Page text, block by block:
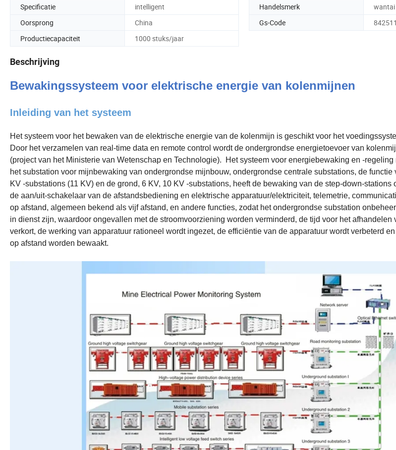
Specificatie
intelligent Handelsmerk
wantai
Oorsprong
China Gs-Code
Productiecapaciteit
1000 stuks/jaar
Beschrijving
Bewakingssysteem voor elektrische energie van kolenmijnen
Inleiding van het systeem
Het systeem voor het bewaken van de elektrische energie van de kolenmijn is geschikt voor het
Door het verzamelen van real-time data en remote control wordt de ondergrondse energietoevoer van
(project van het Ministerie van Wetenschap en Technologie).
Het systeem voor energiebewaking en -
het substation voor mijnbewaking van ondergrondse mijnbouw, ondergrondse centrale substations, de functie
KV -substations (11 KV) en de grond, 6 KV, 10 KV -substations, heeft de bewaking van de step-down-stations
de aan/uit-schakelaar van de afstandsbediening en elektrische apparatuur/elektriciteit, telemetrie,
op afstand, algemeen bekend als vijf afstand, en andere functies, zodat het ondergrondse substation
in dienst zijn, waardoor ongevallen met de stroomvoorziening worden verminderd, de tijd voor het afhandelen
verkort, de werking van apparatuur rationeel wordt ingezet, de efficiëntie van de apparatuur wordt verbeterd
op afstand worden bewaakt.